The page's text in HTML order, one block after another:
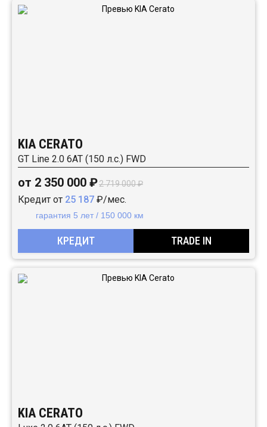
KIA CERATO
GT Line 2.0 6AT (150 л.с.) FWD
от 2 350 000 ₽2 719 000 ₽
Кредит от 25 187 ₽/мес.
гарантия 5 лет / 150 000 км
КРЕДИТ TRADE IN
KIA CERATO